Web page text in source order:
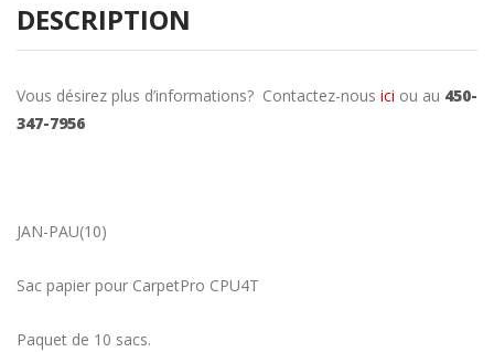
DESCRIPTION
Vous désirez plus d’informations? Contactez-nous ici ou au 450-
347-7956
JAN-PAU(10)
Sac papier pour CarpetPro CPU4T
Paquet de 10 sacs.